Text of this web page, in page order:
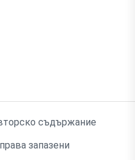
съдържание
запазени